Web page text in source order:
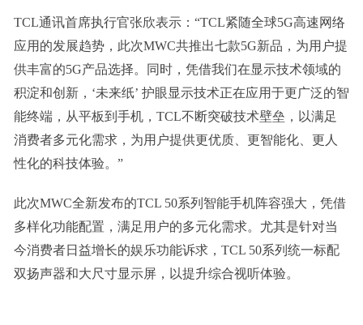
TCL通讯首席执行官张欣表示：“TCL紧随全球5G高速网络
应用的发展趋势，此次MWC共推出七款5G新品，为用户提
供丰富的5G产品选择。同时，凭借我们在显示技术领域的
积淀和创新，‘未来纸’ 护眼显示技术正在应用于更广泛的智
能终端，从平板到手机，TCL不断突破技术壁垒，以满足
消费者多元化需求，为用户提供更优质、更智能化、更人
性化的科技体验。”
此次MWC全新发布的TCL 50系列智能手机阵容强大，凭借
多样化功能配置，满足用户的多元化需求。尤其是针对当
今消费者日益增长的娱乐功能诉求，TCL 50系列统一标配
双扬声器和大尺寸显示屏，以提升综合视听体验。